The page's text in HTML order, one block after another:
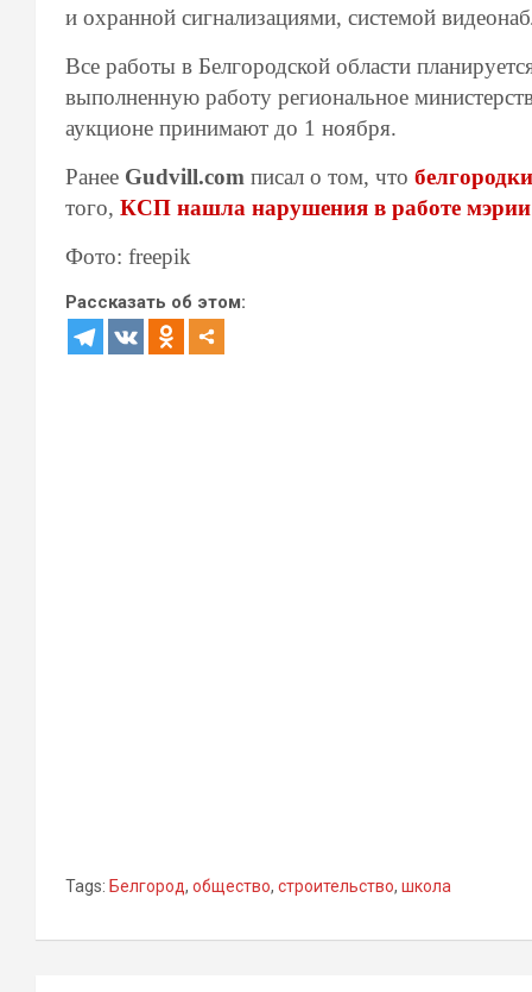
и охранной сигнализациями, системой
Все работы в Белгородской области
выполненную работу региональное
аукционе принимают до 1 ноября.
Ранее Gudvill.com писал о том, что
того, КСП нашла нарушения в работе мэрии
Фото: freepik
Рассказать об этом:
Tags: Белгород, общество, строительство, школа